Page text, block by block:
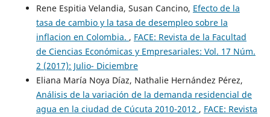
Rene Espitia Velandia, Susan Cancino, Efecto de la
tasa de cambio y la tasa de desempleo sobre la
inflacion en Colombia. , FACE: Revista de la Facultad
de Ciencias Económicas y Empresariales: Vol. 17 Núm.
2 (2017): Julio- Diciembre
Eliana María Noya Díaz, Nathalie Hernández Pérez,
Análisis de la variación de la demanda residencial de
agua en la ciudad de Cúcuta 2010-2012 , FACE: Revista